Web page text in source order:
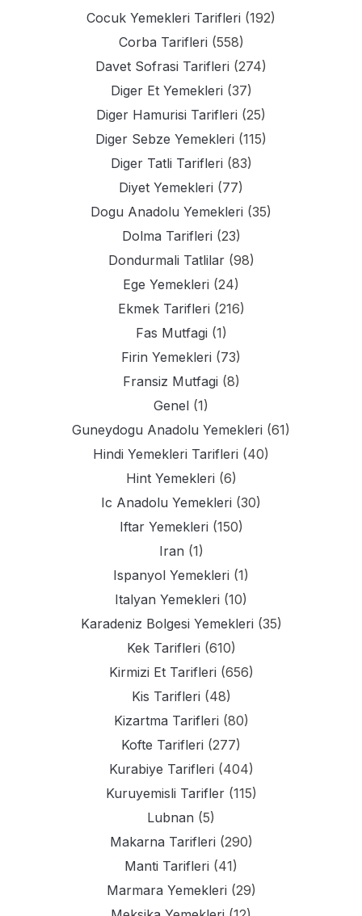
Cocuk Yemekleri Tarifleri (192)
Corba Tarifleri (558)
Davet Sofrasi Tarifleri (274)
Diger Et Yemekleri (37)
Diger Hamurisi Tarifleri (25)
Diger Sebze Yemekleri (115)
Diger Tatli Tarifleri (83)
Diyet Yemekleri (77)
Dogu Anadolu Yemekleri (35)
Dolma Tarifleri (23)
Dondurmali Tatlilar(98)
Ege Yemekleri (24)
Ekmek Tarifleri (216)
Fas Mutfagi (1)
Firin Yemekleri (73)
Fransiz Mutfagi (8)
Genel (1)
Guneydogu Anadolu Yemekleri (61)
Hindi Yemekleri Tarifleri (40)
Hint Yemekleri (6)
Ic Anadolu Yemekleri (30)
Iftar Yemekleri (150)
Iran (1)
Ispanyol Yemekleri (1)
Italyan Yemekleri (10)
Karadeniz Bolgesi Yemekleri (35)
Kek Tarifleri (610)
Kirmizi Et Tarifleri (656)
Kis Tarifleri (48)
Kizartma Tarifleri (80)
Kofte Tarifleri (277)
Kurabiye Tarifleri (404)
Kuruyemisli Tarifler(115)
Lubnan (5)
Makarna Tarifleri (290)
Manti Tarifleri (41)
Marmara Yemekleri (29)